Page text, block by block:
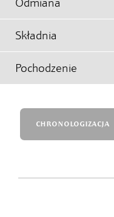
Składnia
Pochodzenie
CHRONOLOGIZACJA